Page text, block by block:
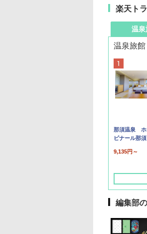
楽天ト
温泉
温泉旅館
那須温泉 ホ
ピナール那須
9,135円～
編集部